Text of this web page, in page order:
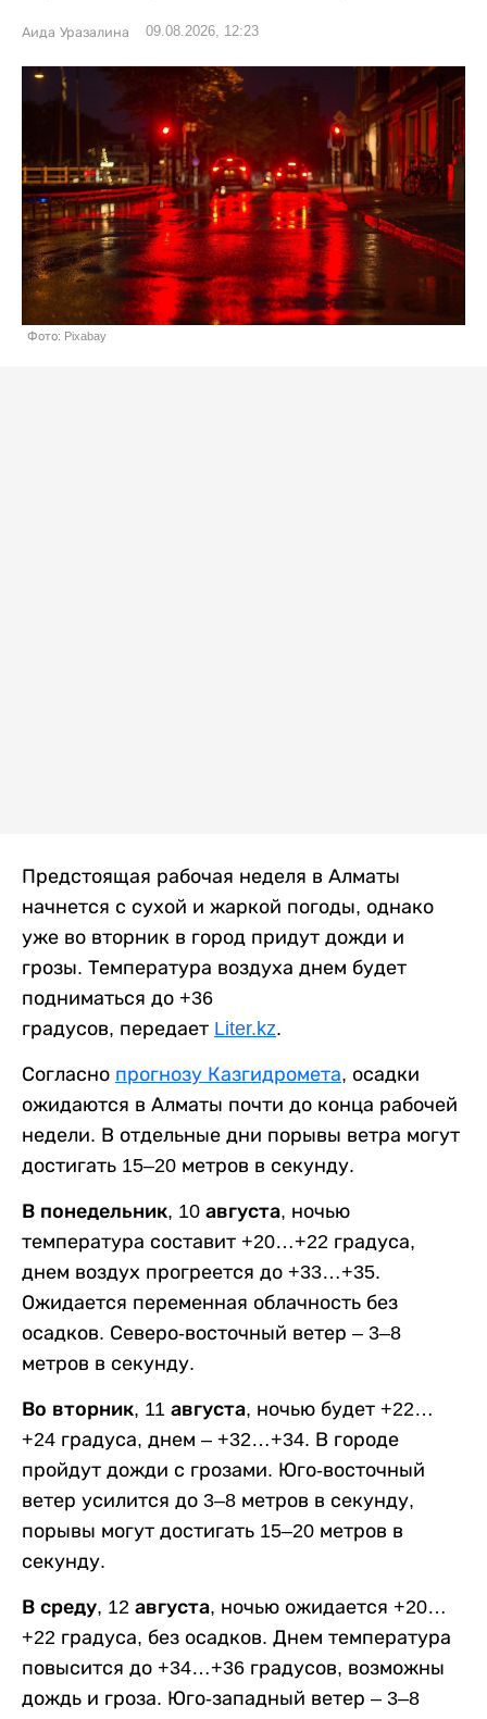
Аида Уразалина 09.08.2026, 12:23
Фото: Pixabay
Предстоящая рабочая неделя в Алматы
начнется с сухой и жаркой погоды, однако
уже во вторник в город придут дожди и
грозы. Температура воздуха днем будет
подниматься до +36
градусов, передает Liter.kz.
Согласно прогнозу Казгидромета, осадки
ожидаются в Алматы почти до конца рабочей
недели. В отдельные дни порывы ветра могут
достигать 15–20 метров в секунду.
В понедельник, 10 августа, ночью
температура составит +20…+22 градуса,
днем воздух прогреется до +33…+35.
Ожидается переменная облачность без
осадков. Северо-восточный ветер – 3–8
метров в секунду.
Во вторник, 11 августа, ночью будет +22…
+24 градуса, днем – +32…+34. В городе
пройдут дожди с грозами. Юго-восточный
ветер усилится до 3–8 метров в секунду,
порывы могут достигать 15–20 метров в
секунду.
В среду, 12 августа, ночью ожидается +20…
+22 градуса, без осадков. Днем температура
повысится до +34…+36 градусов, возможны
дождь и гроза. Юго-западный ветер – 3–8